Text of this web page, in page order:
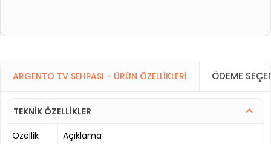
ARGENTO TV SEHPASI - ÜRÜN ÖZELLIKLERI ÖDEME
TEKNİK ÖZELLİKLER
Özellik
Açıklama